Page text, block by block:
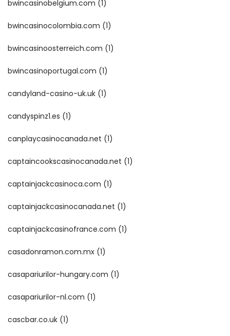
bwincasinobelgium.com (1)
bwincasinocolombia.com (1)
bwincasinoosterreich.com (1)
bwincasinoportugal.com (1)
candyland-casino-uk.uk (1)
candyspinz1.es (1)
canplaycasinocanada.net (1)
captaincookscasinocanada.net (1)
captainjackcasinoca.com (1)
captainjackcasinocanada.net (1)
captainjackcasinofrance.com (1)
casadonramon.com.mx (1)
casapariurilor-hungary.com (1)
casapariurilor-nl.com (1)
cascbar.co.uk (1)